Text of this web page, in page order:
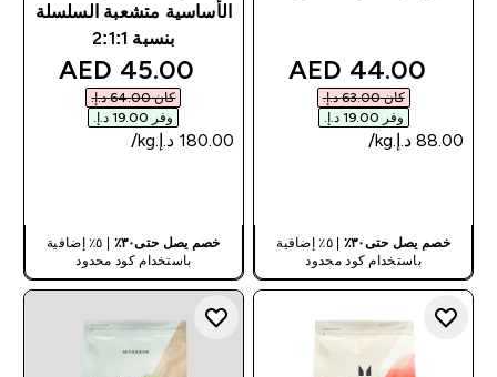
discounted price
44.00 AED‎
كان ‏63.00 د.إ.‏‎
وفر ‏19.00 د.إ.‏‎
خصم يصل حتى٣٠٪
| ٥٪ إضافية
باستخدام كود محدود
الأساسية متشعبة السلسلة
بنسبة 2:1:1
price
45.00 AED‎
كان ‏64.00 د.إ.‏‎
وفر ‏19.00 د.إ.‏‎
خصم يصل حتى٣٠٪
| ٥٪ إضافية
باستخدام كود محدود